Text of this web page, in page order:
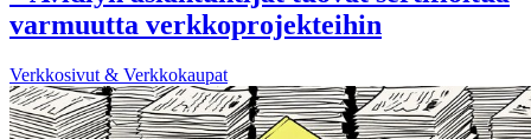
varmuutta verkkoprojekteihin
Verkkosivut & Verkkokaupat